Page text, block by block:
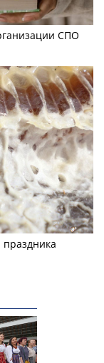
СПО